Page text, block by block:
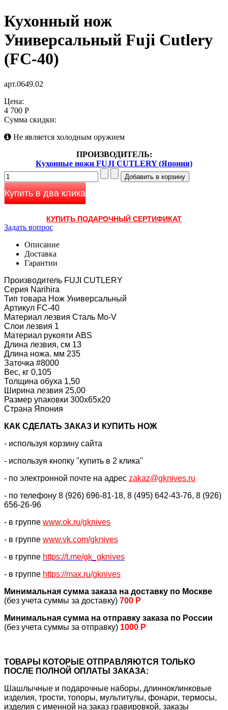
Кухонный нож
Универсальный Fuji Cutlery
(FC-40)
арт.0649.02
Цена:
4 700 Р
Сумма скидки:
Не является холодным оружием
ПРОИЗВОДИТЕЛЬ:
Кухонные ножи FUJI CUTLERY (Япония)
Купить в два клика
КУПИТЬ ПОДАРОЧНЫЙ СЕРТИФИКАТ
Задать вопрос
Описание
Доставка
Гарантии
Производитель FUJI CUTLERY
Серия Narihira
Тип товара Нож Универсальный
Артикул FC-40
Материал лезвия Сталь Mo-V
Слои лезвия 1
Материал рукояти ABS
Длина лезвия, см 13
Длина ножа. мм 235
Заточка #8000
Вес, кг 0,105
Толщина обуха 1,50
Ширина лезвия 25,00
Размер упаковки 300x65x20
Страна Япония
КАК CДЕЛАТЬ ЗАКАЗ И КУПИТЬ НОЖ
- используя корзину сайта
- используя кнопку "купить в 2 клика"
- по электронной почте на адрес zakaz@gknives.ru
- по телефону 8 (926) 696-81-18, 8 (495) 642-43-76, 8 (926)
656-26-96
- в группе www.ok.ru/gknives
- в группе www.vk.com/gknives
- в группе https://t.me/gk_gknives
- в группе https://max.ru/gknives
Минимальная сумма заказа на доставку по Москве
(без учета суммы за доставку) 700 Р
Минимальная сумма на отправку заказа по России
(без учета суммы за отправку) 1000 Р
ТОВАРЫ КОТОРЫЕ ОТПРАВЛЯЮТСЯ ТОЛЬКО
ПОСЛЕ ПОЛНОЙ ОПЛАТЫ ЗАКАЗА:
Шашлычные и подарочные наборы, длинноклинковые
изделия, трости, топоры, мультитулы, фонари, термосы,
изделия с именной на заказ гравировкой, заказы